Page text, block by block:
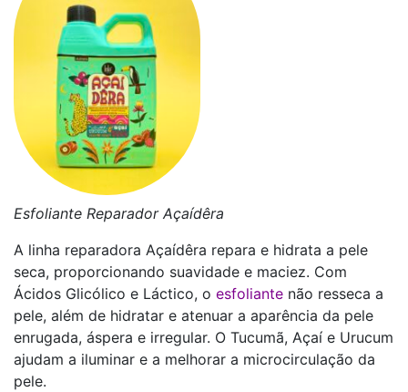
Esfoliante Reparador Açaídêra
A linha reparadora Açaídêra repara e hidrata a pele
seca, proporcionando suavidade e maciez. Com
Ácidos Glicólico e Láctico, o esfoliante não resseca a
pele, além de hidratar e atenuar a aparência da pele
enrugada, áspera e irregular. O Tucumã, Açaí e Urucum
ajudam a iluminar e a melhorar a microcirculação da
pele.